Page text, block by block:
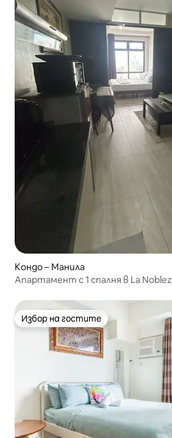
Кондо – Манила
Апартамент с 1 спалня в La
Избор на гостите
Избор на гостите